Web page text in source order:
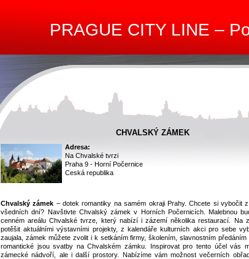
PRAGUE CITY LINE –
CHVALSKÝ ZÁMEK
Adresa:
Na Chvalské tvrzi
Praha 9 - Horní Počernice
Ceská republika
Chvalský zámek – dotek romantiky na samém okraji Prahy. Chcete si vybočit
všedních dní? Navštivte Chvalský zámek v Horních Počernicích. Malebnou
cenném areálu Chvalské tvrze, který nabízí i zázemí několika restaurací. Na
potěšit aktuálními výstavními projekty, z kalendáře kulturních akci pro sebe
zaujala, zámek můžete zvolit i k setkáním firmy, školením, slavnostním předáním
romantické jsou svatby na Chvalském zámku. Inspirovat pro tento účel vás
zámecké nádvoří, ale i další prostory. Nabízíme vám možnost večerních